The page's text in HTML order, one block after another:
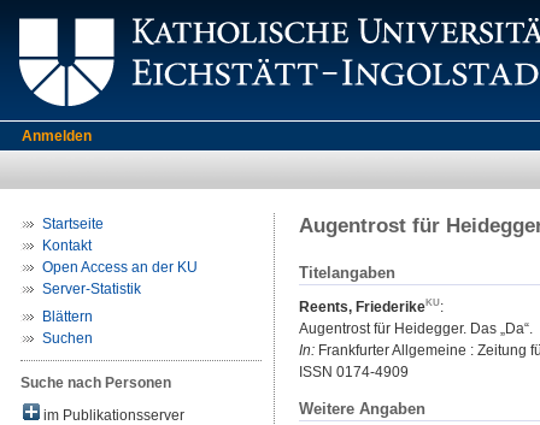
Anmelden
Startseite
Kontakt
Open Access an der KU
Server-Statistik
Blättern
Suchen
Suche nach Personen
im Publikationsserver
Augentrost für
Titelangaben
Reents, Friederike
:
Augentrost für Heidegger. Das „Da“.
In: Frankfurter Allgemeine : Zeitung
ISSN 0174-4909
Weitere Angaben